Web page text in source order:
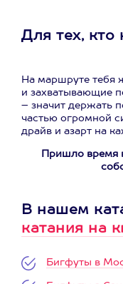
Для тех, кто
На маршруте тебя
и захватывающие
– значит держать
частью огромной
драйв и азарт на
Пришло время
В нашем
катания на
Бигфуты в